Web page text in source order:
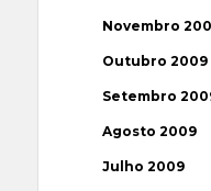
Novembro
Outubro 2009
Setembro
Agosto 2009
Julho 2009